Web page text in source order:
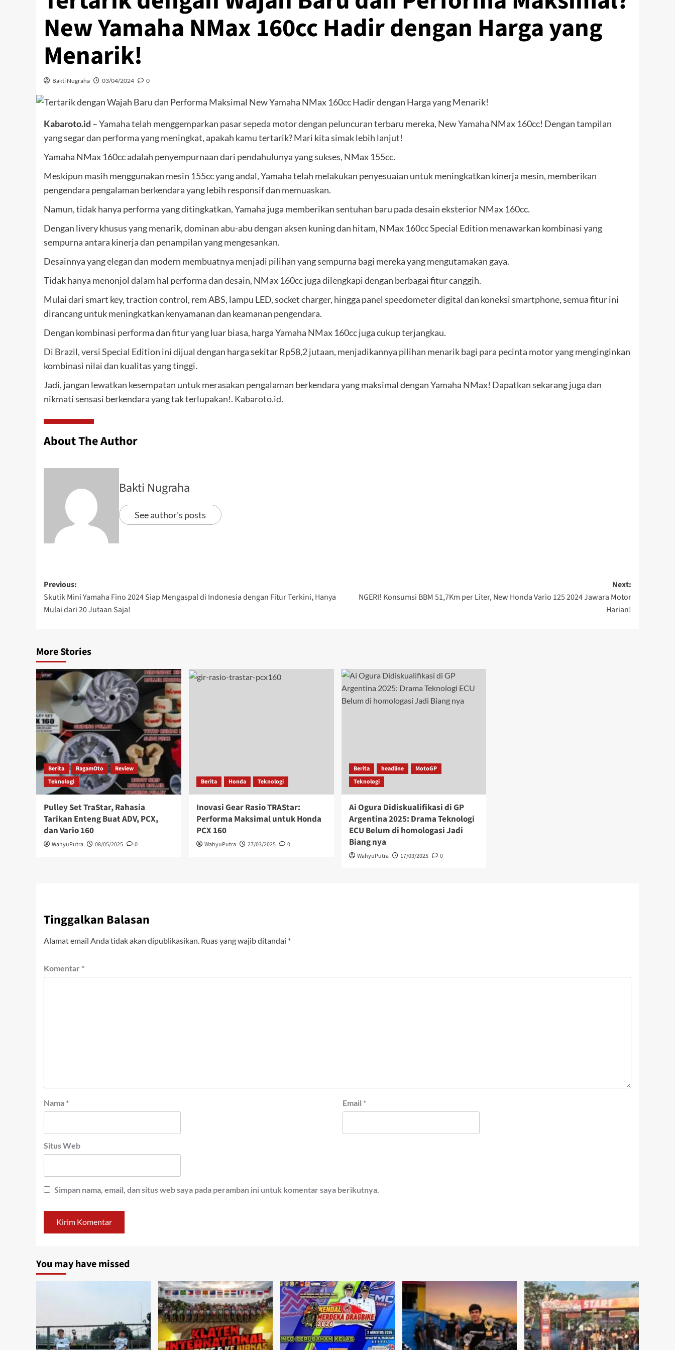
New Yamaha NMax 160cc Hadir dengan Harga yang
Menarik!
Bakti Nugraha 03/04/2024 0
Kabaroto.id – Yamaha telah menggemparkan pasarsepeda motordengan peluncuran terbaru mereka, New Yamaha NMax 160cc! Dengan tampilan
yang segar dan performa yang meningkat, apakah kamu tertarik? Mari kita simak lebih lanjut!
Yamaha NMax 160cc adalah penyempurnaan dari pendahulunya yang sukses, NMax 155cc.
Meskipun masih menggunakan mesin 155cc yang andal, Yamaha telah melakukan penyesuaian untuk meningkatkan kinerja mesin, memberikan
pengendara pengalaman berkendara yang lebih responsif dan memuaskan.
Namun, tidak hanya performa yang ditingkatkan, Yamaha juga memberikan sentuhan baru pada desain eksterior NMax 160cc.
Dengan livery khusus yang menarik, dominan abu-abu dengan aksen kuning dan hitam, NMax 160cc Special Edition menawarkan kombinasi yang
sempurna antara kinerja dan penampilan yang mengesankan.
Desainnya yang elegan dan modern membuatnya menjadi pilihan yang sempurna bagi mereka yang mengutamakan gaya.
Tidak hanya menonjol dalam hal performa dan desain, NMax 160cc juga dilengkapi dengan berbagai fitur canggih.
Mulai dari smart key, traction control, rem ABS, lampu LED, socket charger, hingga panel speedometer digital dan koneksi smartphone, semua fitur ini
dirancang untuk meningkatkan kenyamanan dan keamanan pengendara.
Dengan kombinasi performa dan fitur yang luar biasa, harga Yamaha NMax 160cc juga cukup terjangkau.
Di Brazil, versi Special Edition ini dijual dengan harga sekitar Rp58,2 jutaan, menjadikannya pilihan menarik bagi para pecinta motor yang menginginkan
kombinasi nilai dan kualitas yang tinggi.
Jadi, jangan lewatkan kesempatan untuk merasakan pengalaman berkendara yang maksimal dengan Yamaha NMax! Dapatkan sekarang juga dan
nikmati sensasi berkendara yang tak terlupakan!. Kabaroto.id.
About The Author
Bakti Nugraha
See author's posts
Previous:
Skutik Mini Yamaha Fino 2024 Siap Mengaspal di Indonesia dengan Fitur Terkini, Hanya
Mulai dari 20 Jutaan Saja!
Next:
NGERI! Konsumsi BBM 51,7Km per Liter, New Honda Vario 125 2024 Jawara Motor
Harian!
More Stories
Berita RagamOto
Review
Teknologi
Pulley Set TraStar, Rahasia
Tarikan Enteng Buat ADV, PCX,
dan Vario 160
WahyuPutra 08/05/2025 0
Berita Honda Teknologi
Inovasi Gear Rasio TRAStar:
Performa Maksimal untuk Honda
PCX 160
WahyuPutra 27/03/2025 0
Berita headline
MotoGP
Teknologi
Ai Ogura Didiskualifikasi di GP
Argentina 2025: Drama Teknologi
ECU Belum di homologasi Jadi
Biang nya
WahyuPutra 17/03/2025 0
Tinggalkan Balasan
Alamat email Anda tidak akan dipublikasikan. Ruas yang wajib ditandai *
Komentar *
Nama * Email *
Situs Web
Simpan nama, email, dan situs web saya pada peramban ini untuk komentar saya berikutnya.
You may have missed